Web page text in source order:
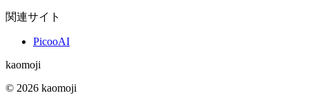
関連サイト
PicooAI
kaomoji
© 2026 kaomoji